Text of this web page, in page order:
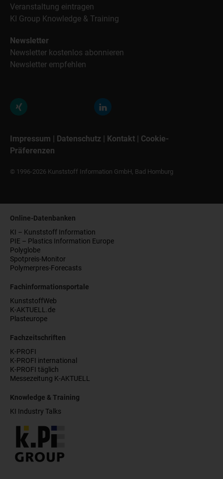
Veranstaltung eintragen
KI Group Knowledge & Training
Newsletter
Newsletter kostenlos abonnieren
Newsletter empfehlen
Impressum | Datenschutz | Kontakt | Cookie-
Präferenzen
© 1996-2026 Kunststoff Information GmbH, Bad Homburg
Online-Datenbanken
KI – Kunststoff Information
PIE – Plastics Information Europe
Polyglobe
Spotpreis-Monitor
Polymerpres-Forecasts
Fachinformationsportale
KunststoffWeb
K-AKTUELL.de
Plasteurope
Fachzeitschriften
K-PROFI
K-PROFI international
K-PROFI täglich
Messezeitung K-AKTUELL
Knowledge & Training
KI Industry Talks